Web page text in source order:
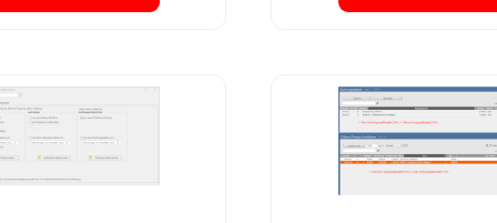
weist
mehrere
Varianten